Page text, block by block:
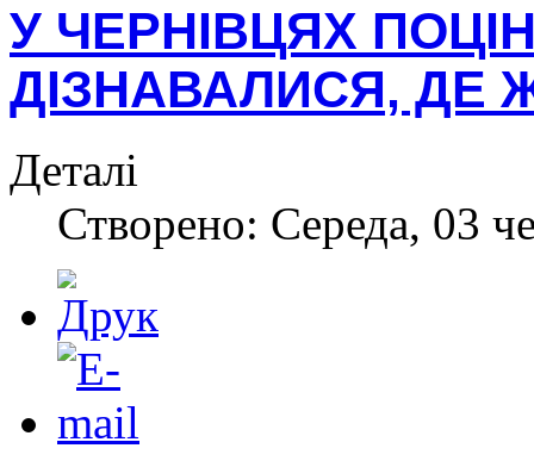
У ЧЕРНІВЦЯХ
ДІЗНАВАЛИСЯ, ДЕ
Деталі
Створено: Середа, 03